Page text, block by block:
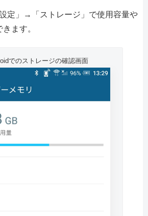
定」→「ストレージ」で使用容量や
ます。
でのストレージの確認画面